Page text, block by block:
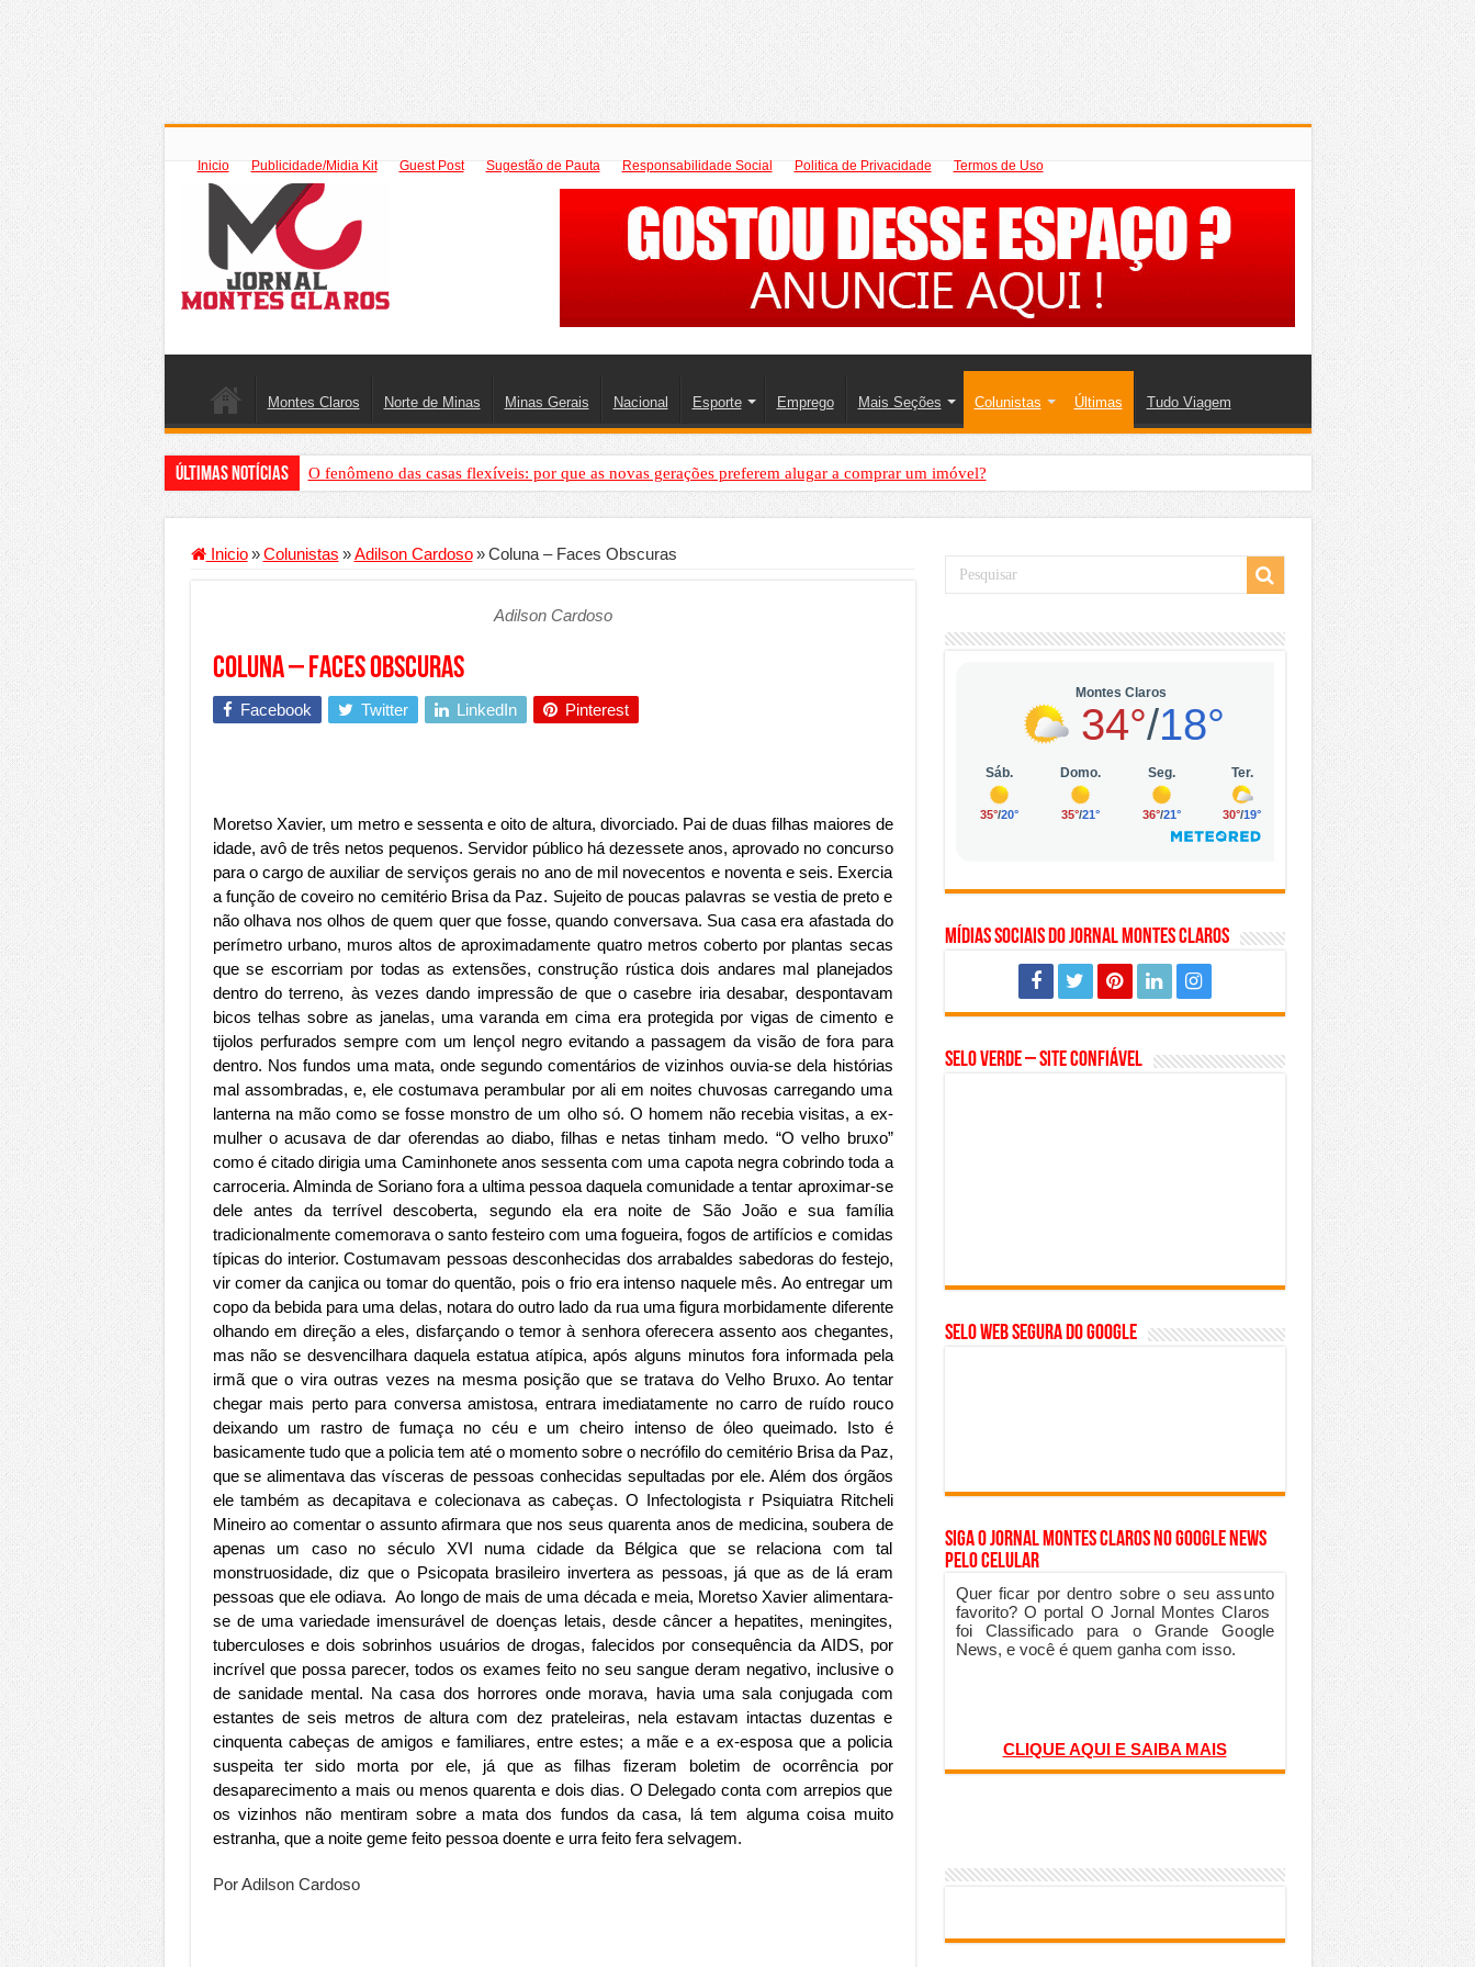
Inicio Publicidade/Midia Kit Guest Post Sugestão de Pauta Responsabilidade Social Politica de Privacidade Termos de Uso
Montes Claros Norte de Minas Minas Gerais Nacional Esporte Emprego Mais Seções Colunistas Últimas Tudo Viagem
Últimas Notícias O fenômeno das casas flexíveis: por que as novas gerações preferem alugar a comprar um imóvel?
Criador de Sites ou VPS: como saber a hora certa de evoluir sua infraestrutura digital
Conheça a melhor empresa de transfer passeios e traslados em Porto Seguro, Bahia
Mais da metade dos trabalhadores desconfia dos canais de denúncia das empresas
Comércio Interativo ganha força no Brasil com a chegada da VIVAMOMENTO ao polo empresarial da Vila Olímpia, em São Paulo
De economista a referência nacional: como Jaque Rosa ensina tarólogas a faturarem mais de R$ 10 mil no digital
Tomada de decisão estratégica: como usar dados e regulamentações a seu favor
Investimento em energia limpa chega para brasileiros: ZCT traz oportunidades de lucro seguro com solar, eólica e hidrogênio verde
Serralheria de Alumínio vs. Ferro: guia completo para escolher o portão ideal para seu imóvel
Qualidade do produto e percepção do consumidor: como marcas evitam ruídos no mercado
O Crescimento da Influência de Especialistas Independentes
Inicio » Colunistas » Adilson Cardoso » Coluna – Faces Obscuras
Adilson Cardoso
Coluna – Faces Obscuras
Facebook Twitter LinkedIn Pinterest
Moretso Xavier, um metro e sessenta e oito de altura, divorciado. Pai de duas filhas maiores de
idade, avô de três netos pequenos. Servidor público há dezessete anos, aprovado no concurso
para o cargo de auxiliar de serviços gerais no ano de mil novecentos e noventa e seis. Exercia
a função de coveiro no cemitério Brisa da Paz. Sujeito de poucas palavras se vestia de preto e
não olhava nos olhos de quem quer que fosse, quando conversava. Sua casa era afastada do
perímetro urbano, muros altos de aproximadamente quatro metros coberto por plantas secas
que se escorriam por todas as extensões, construção rústica dois andares mal planejados
dentro do terreno, às vezes dando impressão de que o casebre iria desabar, despontavam
bicos telhas sobre as janelas, uma varanda em cima era protegida por vigas de cimento e
tijolos perfurados sempre com um lençol negro evitando a passagem da visão de fora para
dentro. Nos fundos uma mata, onde segundo comentários de vizinhos ouvia-se dela histórias
mal assombradas, e, ele costumava perambular por ali em noites chuvosas carregando uma
lanterna na mão como se fosse monstro de um olho só. O homem não recebia visitas, a ex-
mulher o acusava de dar oferendas ao diabo, filhas e netas tinham medo. “O velho bruxo”
como é citado dirigia uma Caminhonete anos sessenta com uma capota negra cobrindo toda a
carroceria. Alminda de Soriano fora a ultima pessoa daquela comunidade a tentar aproximar-se
dele antes da terrível descoberta, segundo ela era noite de São João e sua família
tradicionalmente comemorava o santo festeiro com uma fogueira, fogos de artifícios e comidas
típicas do interior. Costumavam pessoas desconhecidas dos arrabaldes sabedoras do festejo,
vir comer da canjica ou tomar do quentão, pois o frio era intenso naquele mês. Ao entregar um
copo da bebida para uma delas, notara do outro lado da rua uma figura morbidamente diferente
olhando em direção a eles, disfarçando o temor à senhora oferecera assento aos chegantes,
mas não se desvencilhara daquela estatua atípica, após alguns minutos fora informada pela
irmã que o vira outras vezes na mesma posição que se tratava do Velho Bruxo. Ao tentar
chegar mais perto para conversa amistosa, entrara imediatamente no carro de ruído rouco
deixando um rastro de fumaça no céu e um cheiro intenso de óleo queimado. Isto é
basicamente tudo que a policia tem até o momento sobre o necrófilo do cemitério Brisa da Paz,
que se alimentava das vísceras de pessoas conhecidas sepultadas por ele. Além dos órgãos
ele também as decapitava e colecionava as cabeças. O Infectologista r Psiquiatra Ritcheli
Mineiro ao comentar o assunto afirmara que nos seus quarenta anos de medicina, soubera de
apenas um caso no século XVI numa cidade da Bélgica que se relaciona com tal
monstruosidade, diz que o Psicopata brasileiro invertera as pessoas, já que as de lá eram
pessoas que ele odiava. Ao longo de mais de uma década e meia, Moretso Xavier alimentara-
se de uma variedade imensurável de doenças letais, desde câncer a hepatites, meningites,
tuberculoses e dois sobrinhos usuários de drogas, falecidos por consequência da AIDS, por
incrível que possa parecer, todos os exames feito no seu sangue deram negativo, inclusive o
de sanidade mental. Na casa dos horrores onde morava, havia uma sala conjugada com
estantes de seis metros de altura com dez prateleiras, nela estavam intactas duzentas e
cinquenta cabeças de amigos e familiares, entre estes; a mãe e a ex-esposa que a policia
suspeita ter sido morta por ele, já que as filhas fizeram boletim de ocorrência por
desaparecimento a mais ou menos quarenta e dois dias. O Delegado conta com arrepios que
os vizinhos não mentiram sobre a mata dos fundos da casa, lá tem alguma coisa muito
estranha, que a noite geme feito pessoa doente e urra feito fera selvagem.
Por Adilson Cardoso
Mídias Sociais do Jornal Montes Claros
Selo Verde – Site Confiável
SELO WEB SEGURA do GOOGLE
Siga o Jornal Montes Claros no Google News
pelo Celular
Quer ficar por dentro sobre o seu assunto
favorito? O portal O Jornal Montes Claros
foi Classificado para o Grande Google
News, e você é quem ganha com isso.
CLIQUE AQUI E SAIBA MAIS